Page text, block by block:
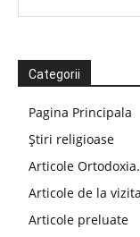
Categorii
Pagina Principala
Știri religioase
Articole
Articole de la
Articole preluate